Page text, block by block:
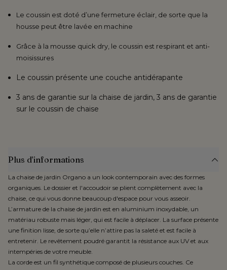
Le coussin est doté d’une fermeture éclair, de sorte que la
housse peut être lavée en machine
Grâce à la mousse quick dry, le coussin est respirant et anti-
moisissures
Le coussin présente une couche antidérapante
3 ans de garantie sur la chaise de jardin, 3 ans de garantie
sur le coussin de chaise
Plus d’informations
La chaise de jardin Organo a un look contemporain avec des formes
organiques. Le dossier et l'accoudoir se plient complètement avec la
chaise, ce qui vous donne beaucoup d'espace pour vous asseoir.
L’armature de la chaise de jardin est en aluminium inoxydable, un
matériau robuste mais léger, qui est facile à déplacer. La surface présente
une finition lisse, de sorte qu’elle n’attire pas la saleté et est facile à
entretenir. Le revêtement poudré garantit la résistance aux UV et aux
intempéries de votre meuble.
La corde est un fil synthétique composé de plusieurs couches. Ce